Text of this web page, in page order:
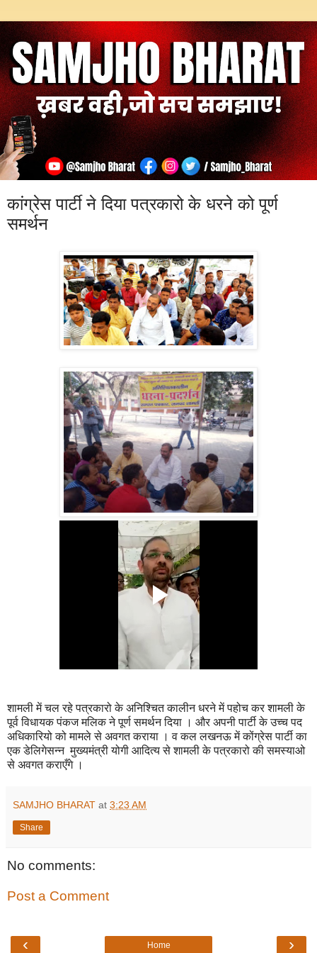
कांग्रेस पार्टी ने दिया पत्रकारो के धरने को पूर्ण
समर्थन
शामली में चल रहे पत्रकारो के अनिश्चित कालीन धरने में पहोच कर शामली के
पूर्व विधायक पंकज मलिक ने पूर्ण समर्थन दिया । और अपनी पार्टी के उच्च पद
अधिकारियो को मामले से अवगत कराया । व कल लखनऊ में कोंग्रेस पार्टी का
एक डेलिगेसन्न मुख्यमंत्री योगी आदित्य से शामली के पत्रकारो की समस्याओ
से अवगत कराएँगे ।
SAMJHO BHARAT at 3:23 AM
Share
No comments:
Post a Comment
‹ ›
Home